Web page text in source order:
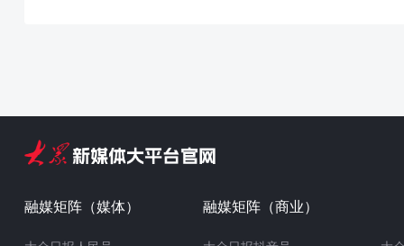
融媒矩阵（媒体） 融媒矩阵（商业）